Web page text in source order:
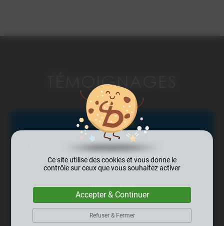
Ce site utilise des cookies et vous donne le
contrôle sur ceux que vous souhaitez activer
Accepter & Continuer
Refuser & Fermer
TÉMOIGNAGES
02/04/2026
Je remercie monsieur Berel pour son intervention sur
mon portail et mon interphone. Il a su parfaitement
répondre à ma demande. C'est un professionnel
honnête, fiable et soigneux, que je recommande. Je
Kévin Pinou